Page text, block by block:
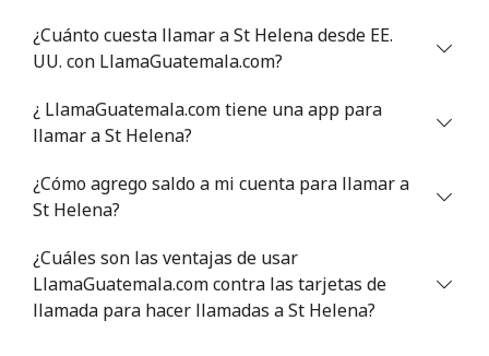
¿Cuánto cuesta llamar a St Helena desde EE.
UU. con LlamaGuatemala.com?
¿ LlamaGuatemala.com tiene una app para
llamar a St Helena?
¿Cómo agrego saldo a mi cuenta para llamar a
St Helena?
¿Cuáles son las ventajas de usar
LlamaGuatemala.com contra las tarjetas de
llamada para hacer llamadas a St Helena?